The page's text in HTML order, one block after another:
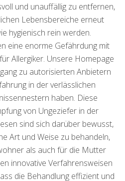
und unauffällig zu entfernen,
Lebensbereiche erneut
hygienisch rein werden.
eine enorme Gefährdung mit
Allergiker. Unsere Homepage
zu autorisierten Anbietern
in der verlässlichen
haben. Diese
von Ungeziefer in der
sind sich darüber bewusst,
Art und Weise zu behandeln,
als auch für die Mutter
innovative Verfahrensweisen
die Behandlung effizient und